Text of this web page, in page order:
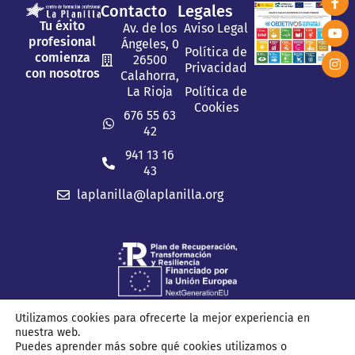
Tu éxito
profesional
comienza
con nosotros
Contacto
Av. de los
Ángeles, 0
26500
Calahorra,
La Rioja
676 55 63
42
941 13 16
43
laplanilla@laplanilla.org
Legales
Aviso Legal
Política de
Privacidad
Política de
Cookies
2026 © C.F.P. La Planilla. Todos los derechos reservados.
Utilizamos cookies para ofrecerte la mejor experiencia en
nuestra web.
Puedes aprender más sobre qué cookies utilizamos o